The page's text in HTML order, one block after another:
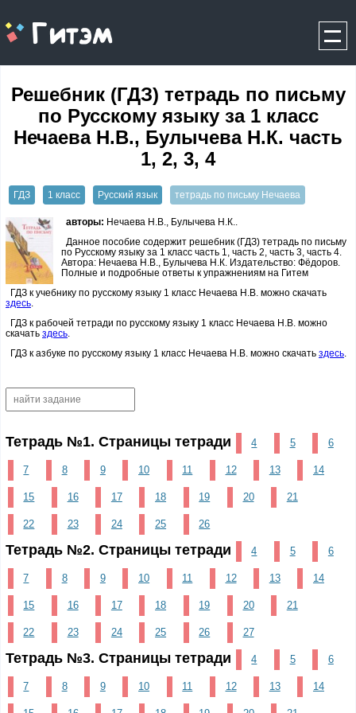
gitem.me
Решебник (ГДЗ) тетрадь по письму
по Русскому языку за 1 класс
Нечаева Н.В., Булычева Н.К. часть
1, 2, 3, 4
ГДЗ 1 класс Русский язык тетрадь по письму Нечаева
авторы: Нечаева Н.В., Булычева Н.К..
Данное пособие содержит решебник (ГДЗ) тетрадь по письму
по Русскому языку за 1 класс часть 1, часть 2, часть 3, часть 4.
Автора: Нечаева Н.В., Булычева Н.К. Издательство: Фёдоров.
Полные и подробные ответы к упражнениям на Гитем
ГДЗ к учебнику по русскому языку 1 класс Нечаева Н.В. можно скачать
здесь
ГДЗ к рабочей тетради по русскому языку 1 класс Нечаева Н.В. можно
скачать здесь
ГДЗ к азбуке по русскому языку 1 класс Нечаева Н.В. можно скачать здесь
Тетрадь №1. Страницы тетради 4 5 6
7 8 9 10 11 12 13 14
15 16 17 18 19 20 21
22 23 24 25 26
Тетрадь №2. Страницы тетради 4 5 6
7 8 9 10 11 12 13 14
15 16 17 18 19 20 21
22 23 24 25 26 27
Тетрадь №3. Страницы тетради 4 5 6
7 8 9 10 11 12 13 14